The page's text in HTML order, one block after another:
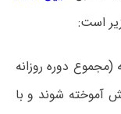
است:
(مجموع دوره روزانه
مدت ۸ نیمسال دانش آموخته شوند و با